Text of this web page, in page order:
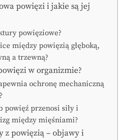
powięzi i jakie są jej
powięziowe?
między powięzią głęboką,
a trzewną?
w organizmie?
ochronę mechaniczną
powięź przenosi siły i
między mięśniami?
z powięzią – objawy i